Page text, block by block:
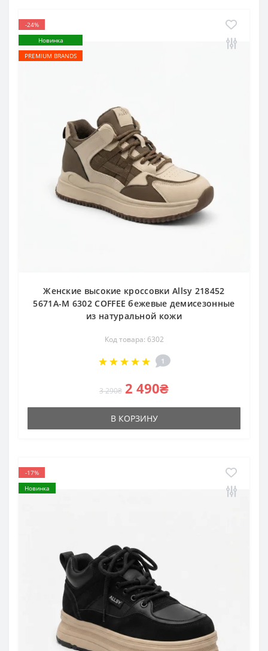
-24%
Новинка
PREMIUM BRANDS
Женские высокие кроссовки Allsy 218452
5671A-M 6302 COFFEE бежевые демисезонные
из натуральной кожи
Код товара: 6302
1
3 290₴ 2 490₴
В КОРЗИНУ
-17%
Новинка